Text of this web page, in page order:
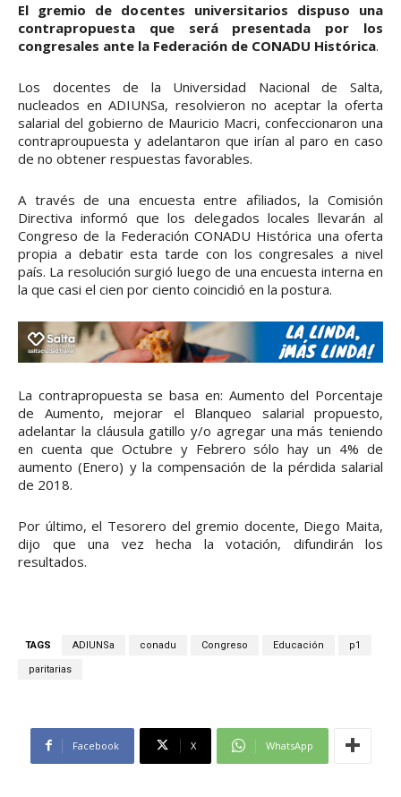
El gremio de docentes universitarios dispuso una
contrapropuesta que será presentada por los
congresales ante la Federación de CONADU Histórica.
Los docentes de la Universidad Nacional de Salta,
nucleados en ADIUNSa, resolvieron no aceptar la oferta
salarial del gobierno de Mauricio Macri, confeccionaron una
contraproupuesta y adelantaron que irían al paro en caso
de no obtener respuestas favorables.
A través de una encuesta entre afiliados, la Comisión
Directiva informó que los delegados locales llevarán al
Congreso de la Federación CONADU Histórica una oferta
propia a debatir esta tarde con los congresales a nivel
país. La resolución surgió luego de una encuesta interna en
la que casi el cien por ciento coincidió en la postura.
La contrapropuesta se basa en: Aumento del Porcentaje
de Aumento, mejorar el Blanqueo salarial propuesto,
adelantar la cláusula gatillo y/o agregar una más teniendo
en cuenta que Octubre y Febrero sólo hay un 4% de
aumento (Enero) y la compensación de la pérdida salarial
de 2018.
Por último, el Tesorero del gremio docente, Diego Maita,
dijo que una vez hecha la votación, difundirán los
resultados.
TAGS ADIUNSa conadu Congreso Educación p1
paritarias
Facebook X WhatsApp